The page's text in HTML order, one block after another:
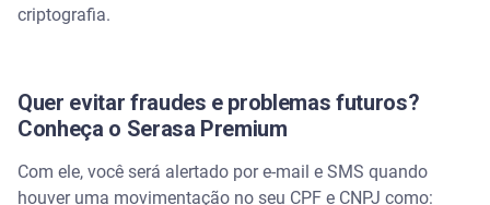
criptografia.
Quer evitar fraudes e problemas futuros?
Conheça o Serasa Premium
Com ele, você será alertado por e-mail e SMS quando
houver uma movimentação no seu CPF e CNPJ como: